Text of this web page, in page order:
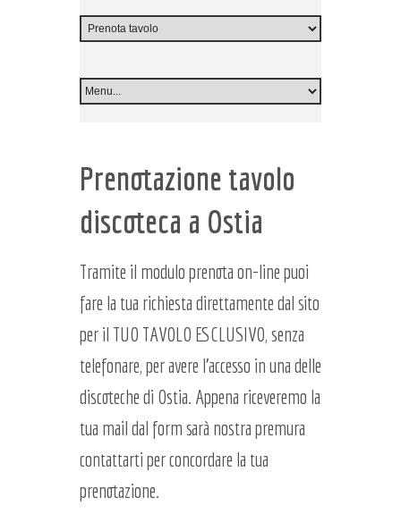
Prenotazione tavolo
discoteca a Ostia
Tramite il modulo prenota on-line puoi
fare la tua richiesta direttamente dal sito
per il TUO TAVOLO ESCLUSIVO, senza
telefonare, per avere l'accesso in una delle
discoteche di Ostia. Appena riceveremo la
tua mail dal form sarà nostra premura
contattarti per concordare la tua
prenotazione.